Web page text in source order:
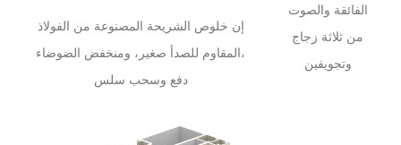
إن خلوص الشريحة المصنوعة من الفولاذ
المقاوم للصدأ صغير، ومنخفض الضوضاء،
دفع وسحب سلس
الفائقة والصوت
من ثلاثة زجاج
وتجويفين